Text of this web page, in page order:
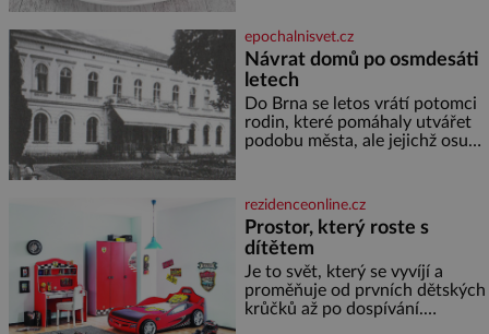
cukru krystal 1 lžíci medu 200 g
zakysané sm
epochalnisvet.cz
Návrat domů po osmdesáti
letech
Do Brna se letos vrátí potomci
rodin, které pomáhaly utvářet
podobu města, ale jejichž osudy
Placzek, Löw-Beer, Fuhrmann,
Kohn a Stiassni se stanou
jednou z hlavních
dramaturgických linií festivalu
židovské kultury ŠTETL FEST
2026. Některé návraty nejsou
jednoduché. Místa, která si
rezidenceonline.cz
Prostor, který roste s
dítětem
Je to svět, který se vyvíjí a
proměňuje od prvních dětských
krůčků až po dospívání.